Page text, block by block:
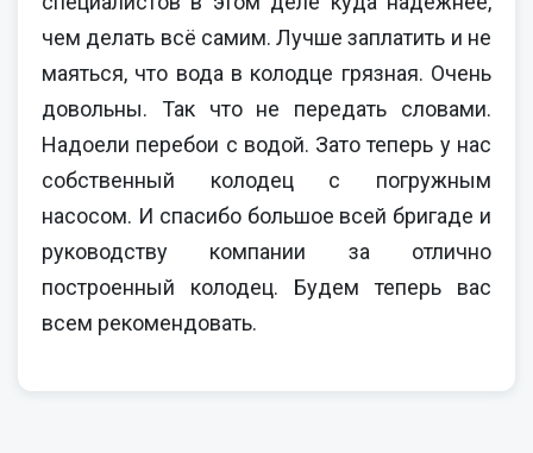
чем делать всё самим. Лучше заплатить и не
маяться, что вода в колодце грязная. Очень
довольны. Так что не передать словами.
Надоели перебои с водой. Зато теперь у нас
собственный колодец с погружным
насосом. И спасибо большое всей бригаде и
руководству компании за отлично
построенный колодец. Будем теперь вас
всем рекомендовать.